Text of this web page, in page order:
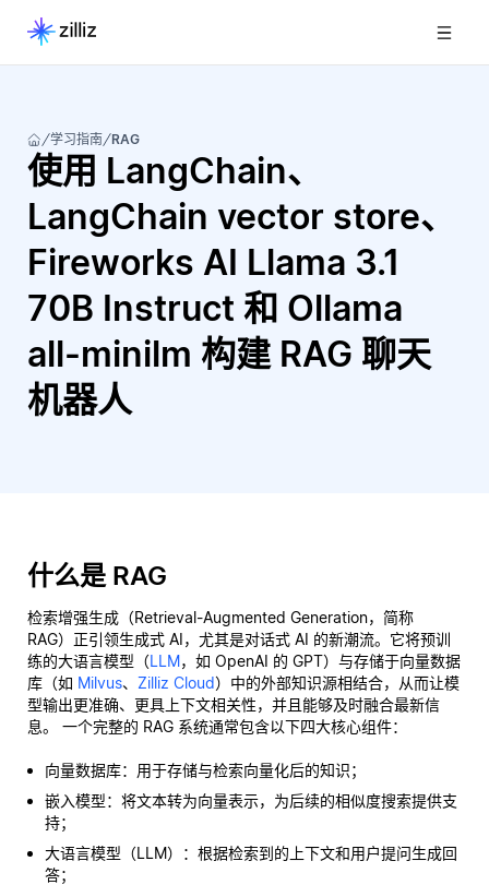
学习指南 RAG
使用 LangChain、
LangChain vector store、
Fireworks AI Llama 3.1
70B Instruct 和 Ollama
all-minilm 构建 RAG 聊天
机器人
什么是 RAG
检索增强生成（Retrieval-Augmented Generation，简称
RAG）正引领生成式 AI，尤其是对话式 AI 的新潮流。它将预训
练的大语言模型（LLM，如 OpenAI 的 GPT）与存储于向量数据
库（如 Milvus、 Zilliz Cloud）中的外部知识源相结合，从而让模
型输出更准确、更具上下文相关性，并且能够及时融合最新信
息。 一个完整的 RAG 系统通常包含以下四大核心组件：
向量数据库：用于存储与检索向量化后的知识；
嵌入模型：将文本转为向量表示，为后续的相似度搜索提供支
持；
大语言模型（LLM）：根据检索到的上下文和用户提问生成回
答；